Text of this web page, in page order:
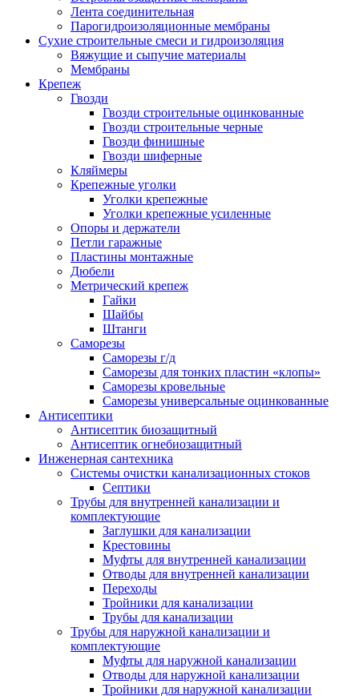
Лента соединительная
Парогидроизоляционные мембраны
Сухие строительные смеси и гидроизоляция
Вяжущие и сыпучие материалы
Мембраны
Крепеж
Гвозди
Гвозди строительные оцинкованные
Гвозди строительные черные
Гвозди финишные
Гвозди шиферные
Кляймеры
Крепежные уголки
Уголки крепежные
Уголки крепежные усиленные
Опоры и держатели
Петли гаражные
Пластины монтажные
Дюбели
Метрический крепеж
Гайки
Шайбы
Штанги
Саморезы
Саморезы г/д
Саморезы для тонких пластин «клопы»
Саморезы кровельные
Саморезы универсальные оцинкованные
Антисептики
Антисептик биозащитный
Антисептик огнебиозащитный
Инженерная сантехника
Системы очистки канализационных стоков
Септики
Трубы для внутренней канализации и
комплектующие
Заглушки для канализации
Крестовины
Муфты для внутренней канализации
Отводы для внутренней канализации
Переходы
Тройники для канализации
Трубы для канализации
Трубы для наружной канализации и
комплектующие
Муфты для наружной канализации
Отводы для наружной канализации
Тройники для наружной канализации